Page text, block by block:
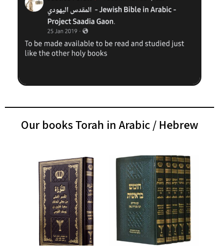
Our books Torah in Arabic / Hebrew